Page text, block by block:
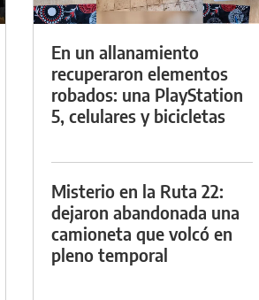
En un allanamiento
recuperaron elementos
robados: una PlayStation
5, celulares y bicicletas
Misterio en la Ruta 22:
dejaron abandonada una
camioneta que volcó en
pleno temporal